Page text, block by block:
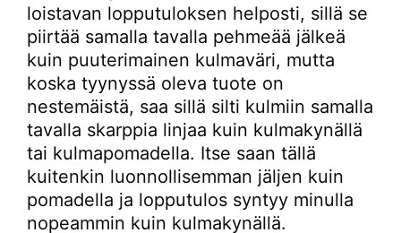
loistavan lopputuloksen helposti, sillä se
piirtää samalla tavalla pehmeää jälkeä
kuin puuterimainen kulmaväri, mutta
koska tyynyssä oleva tuote on
nestemäistä, saa sillä silti kulmiin samalla
tavalla skarppia linjaa kuin kulmakynällä
tai kulmapomadella. Itse saan tällä
kuitenkin luonnollisemman jäljen kuin
pomadella ja lopputulos syntyy minulla
nopeammin kuin kulmakynällä.